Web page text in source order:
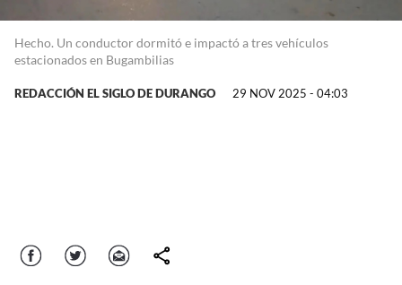
Hecho. Un conductor dormitó e impactó a tres vehículos
estacionados en Bugambilias
REDACCIÓN EL SIGLO DE DURANGO 29 NOV 2025 - 04:03
Facebook Twitter Correo comparte